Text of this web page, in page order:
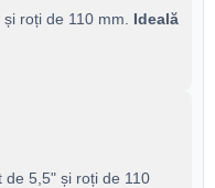
roți de 110 mm. Ideală
de 5,5" și roți de 110